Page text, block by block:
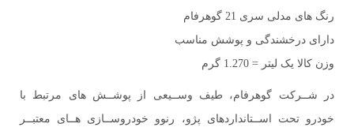
رنگ های مدلی سری 21 گوهرفام
دارای درخشندگی و پوشش مناسب
وزن کالا یک لیتر = 1.270 گرم
در شــرکت گوهرفام، طیف وســیعی از پوشــش های مرتبط با
خودرو تحت اســتانداردهای پژو، رنوو خودروســازی هــای معتبــر